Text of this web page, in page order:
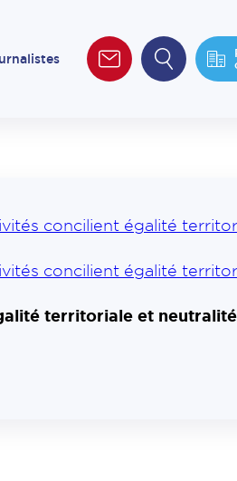
concilient égalité
concilient égalité
territoriale et